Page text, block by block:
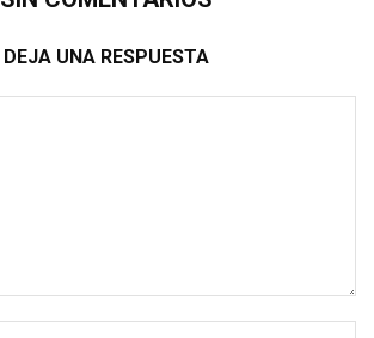
DEJA UNA RESPUESTA